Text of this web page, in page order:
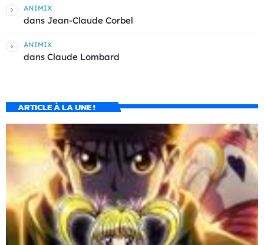
ANIMIX
dans Jean-Claude Corbel
ANIMIX
dans Claude Lombard
ARTICLE À LA UNE !